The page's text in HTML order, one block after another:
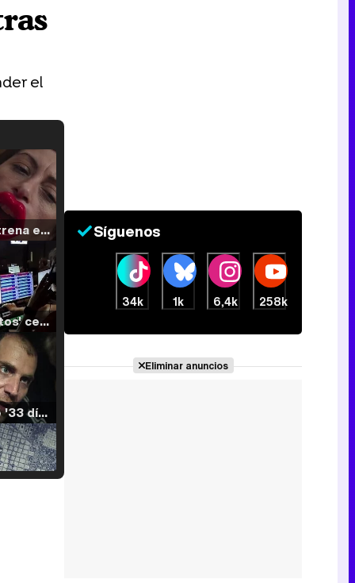
el
Filmin estrena el tráiler de 'Millennial Mal', su nueva comedia universitaria de la mano de Lorena Iglesias
'120 Minutos' celebra sus 2.000 programas en Telemadrid con un vídeo del día a día en la redacción
Tráiler de '33 días', la nueva serie de Atresplayer con Julián Villagrán y José Manuel Poga
Síguenos
34k 1k 6,4k 258k
Eliminar anuncios